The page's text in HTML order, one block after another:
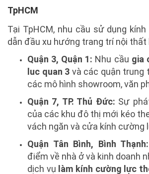
TpHCM
Tại TpHCM, nhu cầu sử dụng
dẫn đầu xu hướng trang trí nội thất
Quận 3, Quận 1: Nhu cầu gia
luc quan 3 và các quận trung
các mô hình showroom, văn
Quận 7, TP. Thủ Đức: Sự
của các khu đô thị mới kéo
vách ngăn và cửa kính cường
Quận Tân Bình, Bình Thạnh:
điểm về nhà ở và kinh doanh
dịch vụ làm kính cường lực